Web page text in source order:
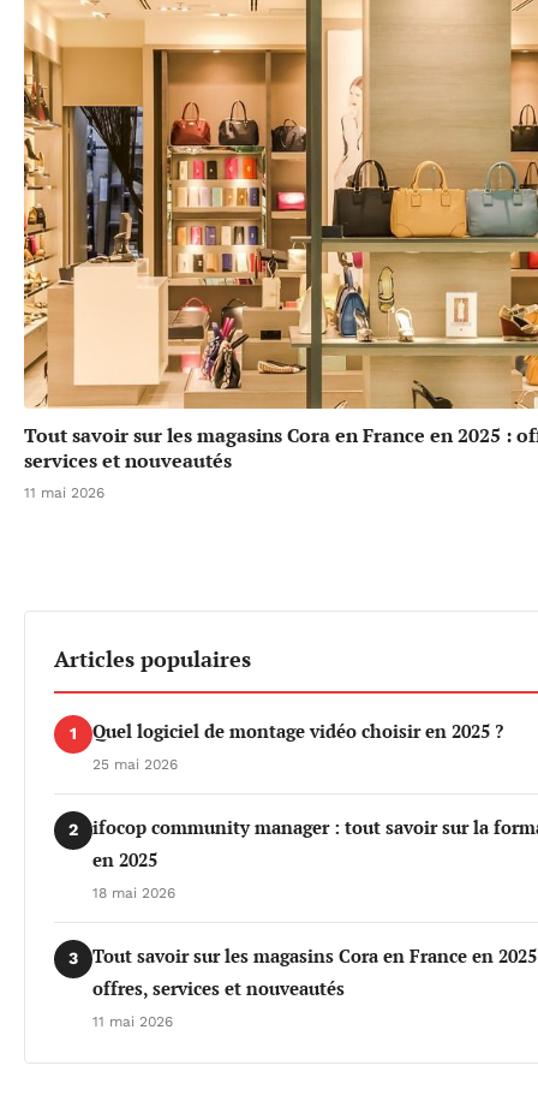
Tout savoir sur les magasins Cora en France en 2025 :
services et nouveautés
11 mai 2026
Articles populaires
1 Quel logiciel de montage vidéo choisir en 2025 ?
25 mai 2026
2
ifocop community manager : tout savoir sur la
en 2025
18 mai 2026
3
Tout savoir sur les magasins Cora en France en
offres, services et nouveautés
11 mai 2026